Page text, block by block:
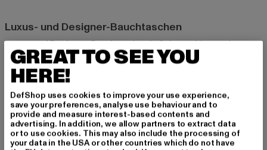
Luxus- und Designer-Bauchtaschen
Luxus- und Designer-Bauchtaschen in Schwarz bieten eine
Kombination aus edlen Materialien wie Leder oder Wildleder
und hochwertigen Details wie goldenen oder silbernen
Applikationen. Diese Modelle sind ideal für besondere Anlässe
oder für alle, die ihrem Alltagslook eine luxuriöse Note
verleihen möchten.
Materialien und Qualität bei schwarzen
GREAT TO SEE YOU
HERE!
DefShop uses cookies to improve your use experience,
save your preferences, analyse use behaviour and to
provide and measure interest-based contents and
advertising. In addition, we allow partners to extract data
or to use cookies. This may also include the processing of
your data in the USA or other countries which do not have